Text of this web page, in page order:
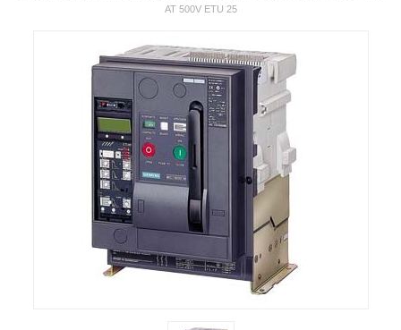
AT 500V ETU 25